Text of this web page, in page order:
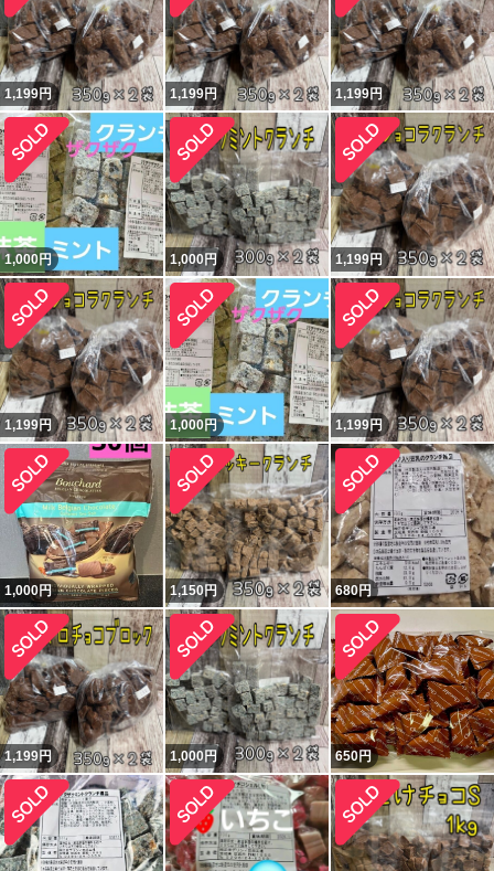
1,199円 1,199円 1,199円
1,000円 1,000円 1,199円
1,199円 1,000円 1,199円
1,000円 1,150円 680円
1,199円 1,000円 650円